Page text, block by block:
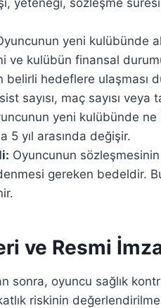
yeni kulübünde
ve kulübün finansal
belirli hedeflere ulaşması
sayısı, maç sayısı veya
yeni kulübünde ne
5 yıl arasında değişir.
Oyuncunun
gereken bedeldir.
ve Resmi
sonra, oyuncu sağlık
riskinin